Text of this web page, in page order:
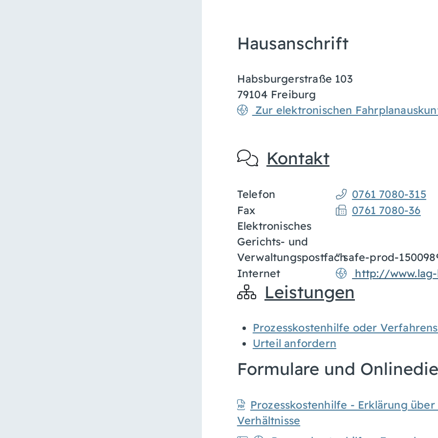
Hausanschrift
Habsburgerstraße 103
79104 Freiburg
Zur elektronischen
Kontakt
Telefon
0761 7080-315
Fax
0761 7080-36
Elektronisches
Gerichts- und
Verwaltungspostfach" safe-prod-
Internet
http://
Leistungen
Prozesskostenhilfe oder
Urteil anfordern
Formulare und
Prozesskostenhilfe - Erklärung
Verhältnisse